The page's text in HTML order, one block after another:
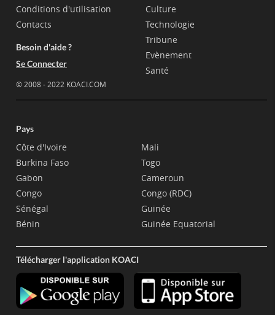
Conditions d'utilisation
Contacts
Besoin d'aide ?
Se Connecter
© 2008 - 2022 KOACI.COM
Culture
Technologie
Tribune
Evènement
Santé
Pays
Côte d'Ivoire
Burkina Faso
Gabon
Congo
Sénégal
Bénin
Mali
Togo
Cameroun
Congo (RDC)
Guinée
Guinée Equatorial
Télécharger l'application KOACI